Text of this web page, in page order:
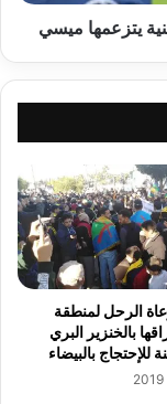
يتزعمها ميسي
الرحل لمنطقة
بالخنزير البري
للإحتجاج بالبيضاء